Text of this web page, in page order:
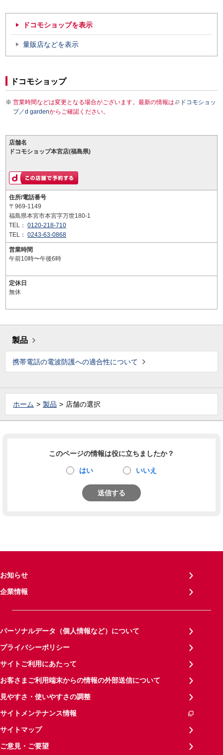
ドコモショップを表示
量販店などを表示
ドコモショップ
営業時間などは変更となる場合がございます。最新の情報は
ドコモショッ
プ／d gardenからご確認ください。
店舗名
ドコモショップ本宮店(福島県)
住所/電話番号
〒969-1149
福島県本宮市本宮字万世180-1
TEL： 0120-218-710
TEL： 0243-63-0868
営業時間
午前10時〜午後6時
定休日
無休
製品
携帯電話の電波防護への適合性について
ホーム 製品 店舗の選択
このページの情報は役に立ちましたか？
はい いいえ
送信する
お知らせ
企業情報
パーソナルデータ（個人情報など）について
プライバシーポリシー
サイトご利用にあたって
お客さまご利用端末からの情報の外部送信について
見やすさ・使いやすさの調整
サイトメンテナンス情報
サイトマップ
ご意見・ご要望